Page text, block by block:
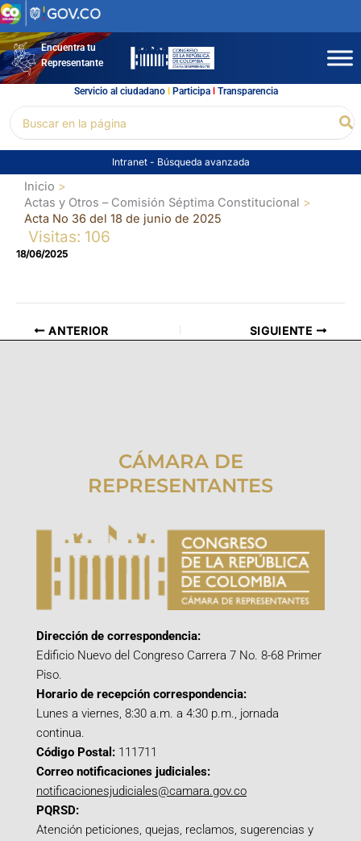
Ir
al
contenidoEncuentra tu
Representante
Servicio al ciudadano l Participal Transparencia
por:
Intranet - Búsqueda avanzada
Inicio
Actas y Otros – Comisión Séptima Constitucional
Acta No 36 del 18 de junio de 2025
Visitas: 106
18/06/2025
ANTERIOR SIGUIENTE
CÁMARA DE
REPRESENTANTES
Dirección de correspondencia:
Edificio Nuevo del Congreso Carrera 7 No. 8-68 Primer
Piso.
Horario de recepción correspondencia:
Lunes a viernes, 8:30 a.m. a 4:30 p.m., jornada
continua.
Código Postal: 111711
Correo notificaciones judiciales:
notificacionesjudiciales@camara.gov.co
PQRSD:
Atención peticiones, quejas, reclamos, sugerencias y